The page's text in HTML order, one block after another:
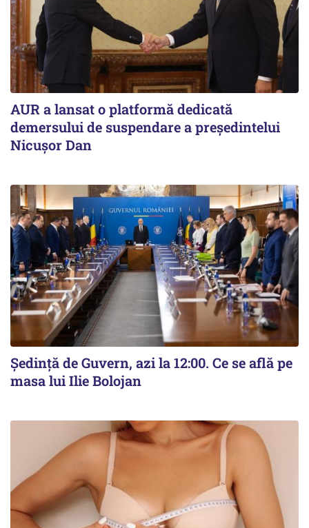
AUR a lansat o platformă dedicată
demersului de suspendare a președintelui
Nicușor Dan
Ședință de Guvern, azi la 12:00. Ce se află pe
masa lui Ilie Bolojan